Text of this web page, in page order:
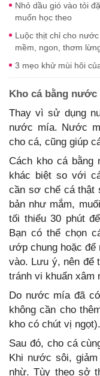
Nhỏ dầu gió vào tỏi
muốn học theo
Luộc thịt chỉ cho
mềm, ngon, thơm
3 mẹo khử mùi hôi
Kho cá bằng nước
Thay vì sử dụng
nước mía. Nước
cho cá, cũng giúp
Cách kho cá bằng
khác biệt so với
cần sơ chế cá
bản như mắm,
tối thiểu 30 phút
Bạn có thể chọn
ướp chung hoặc
vào. Lưu ý, nên để
tránh vi khuẩn xâm
Do nước mía đã
không cần cho
kho có chút vị ngọt).
Sau đó, cho cá
Khi nước sôi,
nhừ. Tùy theo sở